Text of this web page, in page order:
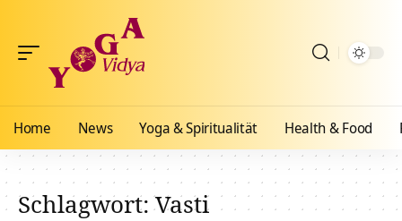
Home News Yoga & Spiritualität Health & Food
Schlagwort:Vasti